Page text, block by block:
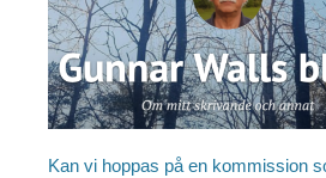
Kan vi hoppas på en kommission